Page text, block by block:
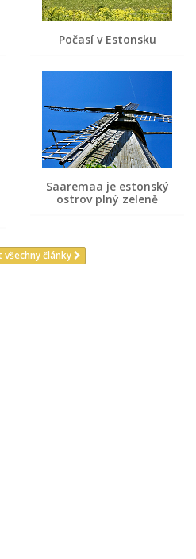
Počasí v Estonsku
Saaremaa je estonský
ostrov plný zeleně
všechny články